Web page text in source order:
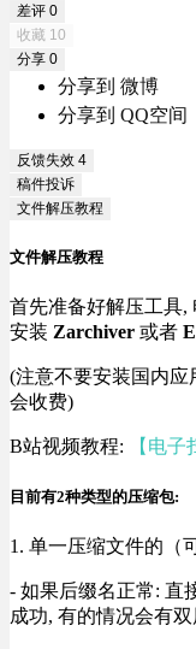
差评 0
收藏 10
分享 0
分享到 微博
分享到 QQ空间
反馈失效 4
稿件投诉
文件解压教程
文件解压教程
首先准备好解压工具,
安装 Zarchiver 或者
(注意不要安装国内应
会收费)
B站视频教程: 【电
目前有2种类型的压缩包:
1. 单一压缩文件的（
- 如果后缀名正常: 直
成功, 有的情况会有